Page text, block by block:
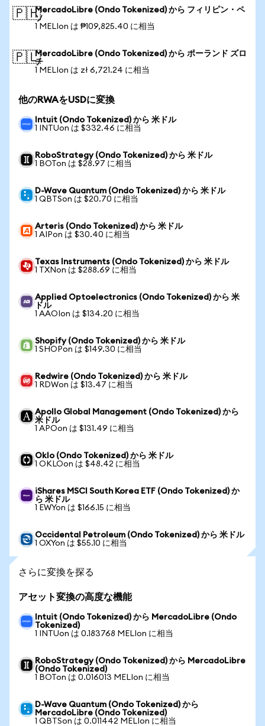
🇵🇭MercadoLibre (Ondo Tokenized) から フィリピン・ペ
ソ
1 MELIon は ₱109,825.40 に相当
🇵🇱MercadoLibre (Ondo Tokenized) から ポーランド ズロ
チ
1 MELIon は zł 6,721.24 に相当
他のRWAをUSDに変換
Intuit (Ondo Tokenized) から 米ドル
1 INTUon は $332.46 に相当
RoboStrategy (Ondo Tokenized) から 米ドル
1 BOTon は $28.97 に相当
D-Wave Quantum (Ondo Tokenized) から 米ドル
1 QBTSon は $20.70 に相当
Arteris (Ondo Tokenized) から 米ドル
1 AIPon は $30.40 に相当
Texas Instruments (Ondo Tokenized) から 米ドル
1 TXNon は $288.69 に相当
Applied Optoelectronics (Ondo Tokenized) から 米
ドル
1 AAOIon は $134.20 に相当
Shopify (Ondo Tokenized) から 米ドル
1 SHOPon は $149.30 に相当
Redwire (Ondo Tokenized) から 米ドル
1 RDWon は $13.47 に相当
Apollo Global Management (Ondo Tokenized) から
米ドル
1 APOon は $131.49 に相当
Oklo (Ondo Tokenized) から 米ドル
1 OKLOon は $48.42 に相当
iShares MSCI South Korea ETF (Ondo Tokenized) か
ら 米ドル
1 EWYon は $166.15 に相当
Occidental Petroleum (Ondo Tokenized) から 米ドル
1 OXYon は $55.10 に相当
さらに変換を探る
アセット変換の高度な機能
Intuit (Ondo Tokenized) から MercadoLibre (Ondo
Tokenized)
1 INTUon は 0.183768 MELIon に相当
RoboStrategy (Ondo Tokenized) から MercadoLibre
(Ondo Tokenized)
1 BOTon は 0.016013 MELIon に相当
D-Wave Quantum (Ondo Tokenized) から
MercadoLibre (Ondo Tokenized)
1 QBTSon は 0.011442 MELIon に相当